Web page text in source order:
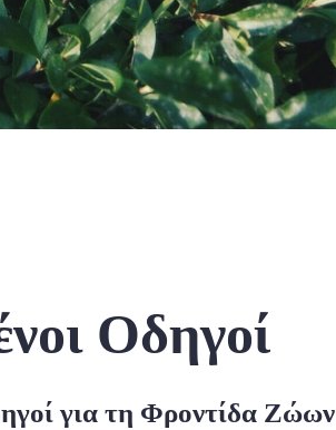
Οδηγοί
για τη Φροντίδα Ζώων